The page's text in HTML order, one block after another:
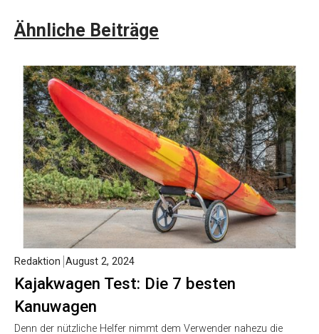
Ähnliche Beiträge
Kajakwagen Test: Die 7 besten
Kanuwagen
Redaktion August 2, 2024
Denn der nützliche Helfer nimmt dem Verwender nahezu die